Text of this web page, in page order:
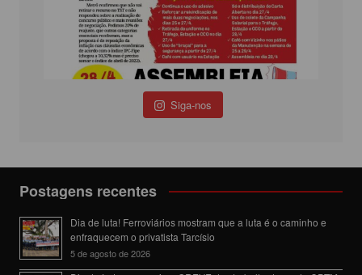
Siga-nos
Postagens recentes
Dia de luta! Ferroviários mostram que a luta é o caminho e
enfraquecem o privatista Tarcísio
5 de agosto de 2026